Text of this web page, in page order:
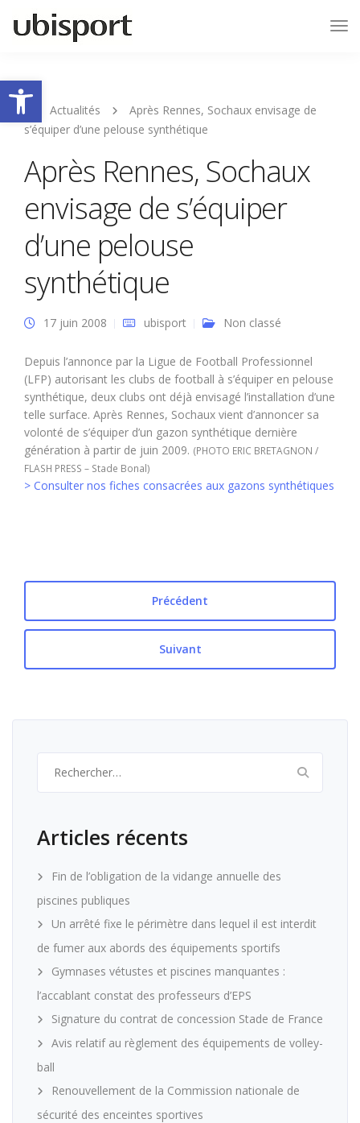
Ouvrir la barre d’outils
Actualités
Après Rennes, Sochaux envisage de
s’équiper d’une pelouse synthétique
Après Rennes, Sochaux
envisage de s’équiper
d’une pelouse
synthétique
17 juin 2008 ubisport Non classé
Depuis l’annonce par la Ligue de Football Professionnel
(LFP) autorisant les clubs de football à s’équiper en pelouse
synthétique, deux clubs ont déjà envisagé l’installation d’une
telle surface. Après Rennes, Sochaux vient d’annoncer sa
volonté de s’équiper d’un gazon synthétique dernière
génération à partir de juin 2009. (PHOTO ERIC BRETAGNON /
FLASH PRESS – Stade Bonal)
> Consulter nos fiches consacrées aux gazons synthétiques
Précédent
Suivant
Articles récents
Fin de l’obligation de la vidange annuelle des
piscines publiques
Un arrêté fixe le périmètre dans lequel il est interdit
de fumer aux abords des équipements sportifs
Gymnases vétustes et piscines manquantes :
l’accablant constat des professeurs d’EPS
Signature du contrat de concession Stade de France
Avis relatif au règlement des équipements de volley-
ball
Renouvellement de la Commission nationale de
sécurité des enceintes sportives